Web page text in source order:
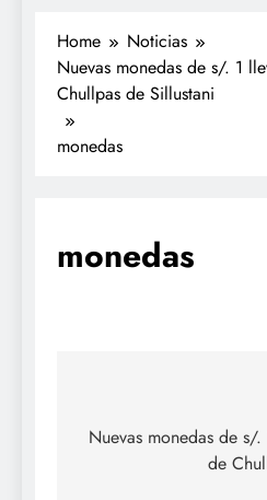
Home
Noticias
Nuevas monedas de s/. 1
Chullpas de Sillustani
monedas
monedas
de
Nuevas monedas de s/
de